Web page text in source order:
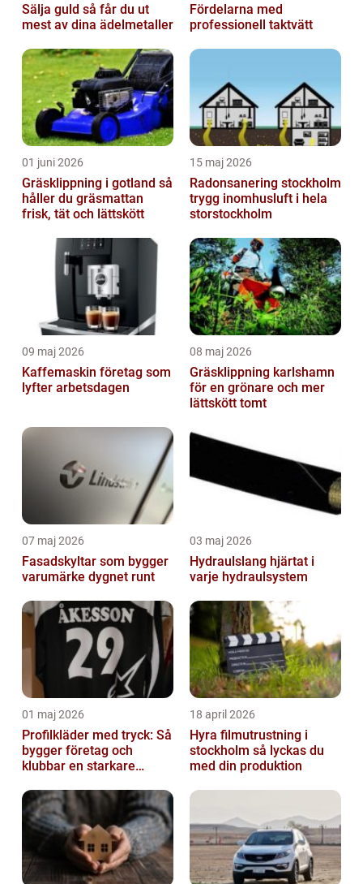
Sälja guld så får du ut
mest av dina ädelmetaller
Fördelarna med
professionell taktvätt
01 juni 2026
Gräsklippning i gotland så
håller du gräsmattan
frisk, tät och lättskött
15 maj 2026
Radonsanering stockholm
trygg inomhusluft i hela
storstockholm
09 maj 2026
Kaffemaskin företag som
lyfter arbetsdagen
08 maj 2026
Gräsklippning karlshamn
för en grönare och mer
lättskött tomt
07 maj 2026
Fasadskyltar som bygger
varumärke dygnet runt
03 maj 2026
Hydraulslang hjärtat i
varje hydraulsystem
01 maj 2026
Profilkläder med tryck: Så
bygger företag och
klubbar en starkare
18 april 2026
Hyra filmutrustning i
stockholm så lyckas du
med din produktion